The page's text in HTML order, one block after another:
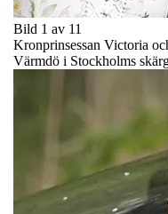
Bild 1 av 11
Kronprinsessan Victoria
Värmdö i Stockholms